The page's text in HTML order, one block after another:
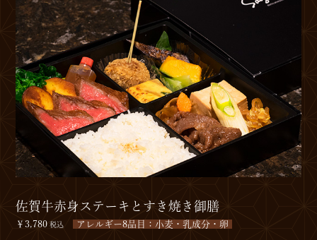
佐賀牛赤身ステーキとすき焼き御膳
￥3,780 税込 アレルギー8品目：小麦・乳成分・卵